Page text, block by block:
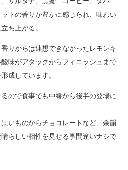
トの香りが豊かに感じられ、味わい
ち上がる。
りからは連想できなかったレモンキ
味がアタックからフィニッシュまで
成しています。
ので食事でも中盤から後半の登場に
いものからチョコレートなど、余韻
らしい相性を見せる事間違いナシで